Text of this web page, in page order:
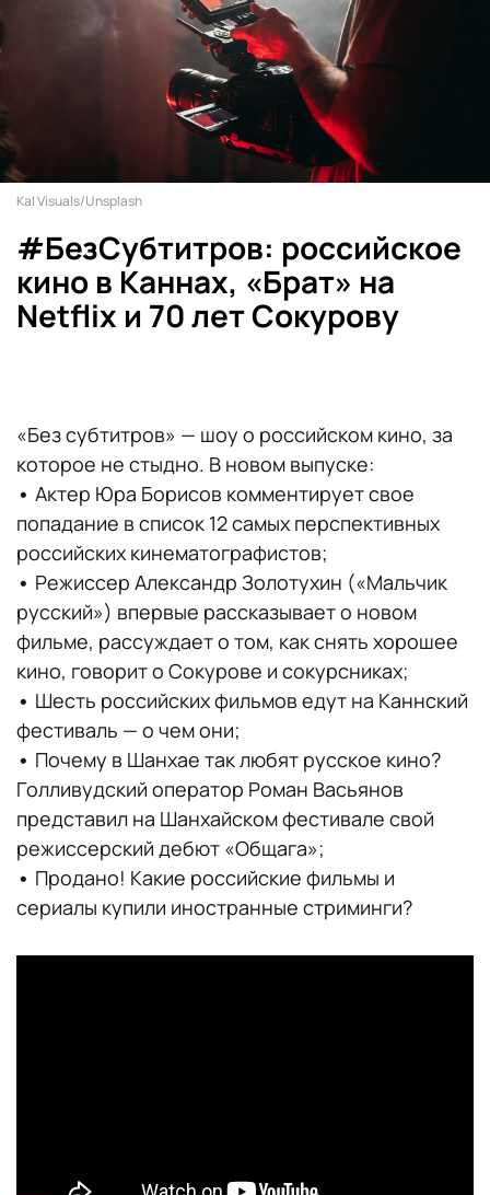
Kal Visuals/Unsplash
#БезСубтитров: российское
кино в Каннах, «Брат» на
Netflix и 70 лет Сокурову
«Без субтитров» — шоу о российском кино, за
которое не стыдно. В новом выпуске:
• Актер Юра Борисов комментирует свое
попадание в список 12 самых перспективных
российских кинематографистов;
• Режиссер Александр Золотухин («Мальчик
русский») впервые рассказывает о новом
фильме, рассуждает о том, как снять хорошее
кино, говорит о Сокурове и сокурсниках;
• Шесть российских фильмов едут на Каннский
фестиваль — о чем они;
• Почему в Шанхае так любят русское кино?
Голливудский оператор Роман Васьянов
представил на Шанхайском фестивале свой
режиссерский дебют «Общага»;
• Продано! Какие российские фильмы и
сериалы купили иностранные стриминги?